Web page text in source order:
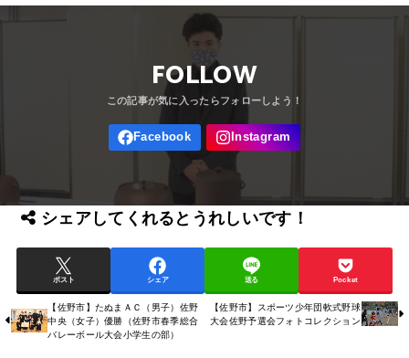
FOLLOW
シェアしてくれるとうれしいです！
ポスト シェア 送る Pocket
【佐野市】たぬまＡＣ（男子）佐野
中央（女子）優勝（佐野市春季総合
バレーボール大会小学生の部）
【佐野市】スポーツ少年団軟式野球
大会佐野予選会フォトコレクション